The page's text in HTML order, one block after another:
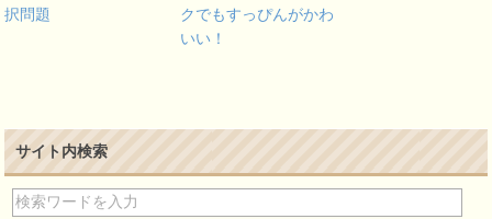
択問題
クでもすっぴんがかわ
いい！
サイト内検索